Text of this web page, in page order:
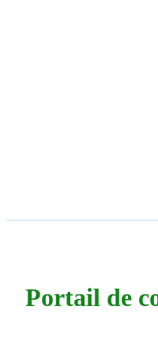
Portail de